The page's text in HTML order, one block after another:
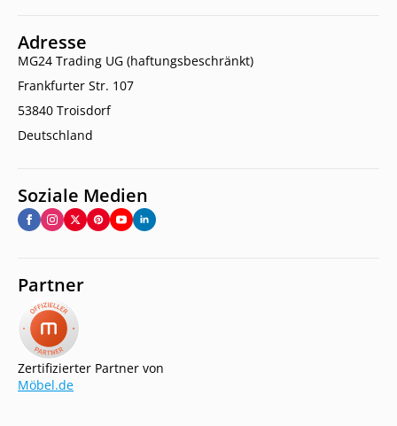
Adresse
MG24 Trading UG (haftungsbeschränkt)
Frankfurter Str. 107
53840 Troisdorf
Deutschland
Soziale Medien
Partner
Zertifizierter Partner von
Möbel.de